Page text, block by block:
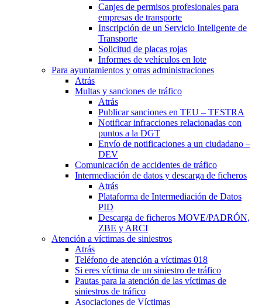
Canjes de permisos profesionales para
empresas de transporte
Inscripción de un Servicio Inteligente de
Transporte
Solicitud de placas rojas
Informes de vehículos en lote
Para ayuntamientos y otras administraciones
Atrás
Multas y sanciones de tráfico
Atrás
Publicar sanciones en TEU – TESTRA
Notificar infracciones relacionadas con
puntos a la DGT
Envío de notificaciones a un ciudadano –
DEV
Comunicación de accidentes de tráfico
Intermediación de datos y descarga de ficheros
Atrás
Plataforma de Intermediación de Datos
PID
Descarga de ficheros MOVE/PADRÓN,
ZBE y ARCI
Atención a víctimas de siniestros
Atrás
Teléfono de atención a víctimas 018
Si eres víctima de un siniestro de tráfico
Pautas para la atención de las víctimas de
siniestros de tráfico
Asociaciones de Víctimas